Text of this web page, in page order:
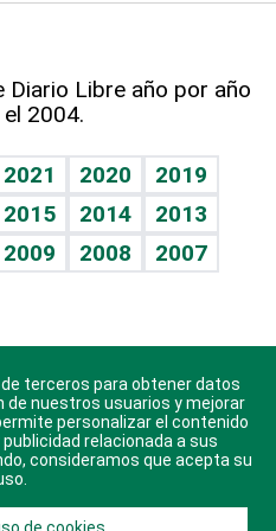
Libre año por año
2004.
2021 2020
2019
2015 2014
2013
2009 2008
2007
para Android, iOS y
Huawei.
terceros para obtener datos
nuestros usuarios y mejorar
personalizar el contenido
relacionada a sus
consideramos que acepta su